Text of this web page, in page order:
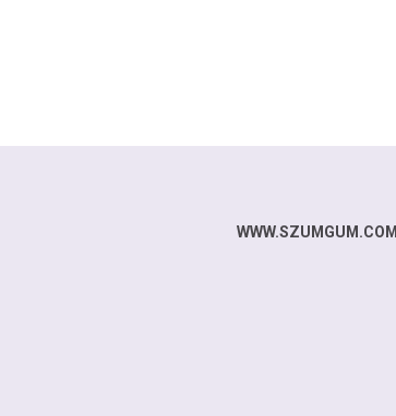
WWW.SZUMGUM.COM